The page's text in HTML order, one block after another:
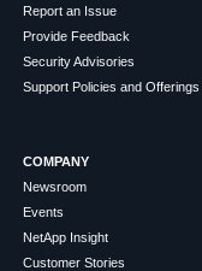
Report an Issue
Provide Feedback
Security Advisories
Support Policies and Offerings
COMPANY
Newsroom
Events
NetApp Insight
Customer Stories